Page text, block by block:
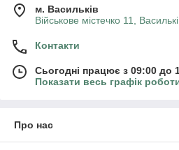
м. Васильків
Військове містечко 11,
Контакти
Сьогодні працює з 09:00 до
Показати весь графік
Про нас